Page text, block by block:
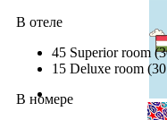
В отеле
45 Superior room
15 Deluxe room
В номере